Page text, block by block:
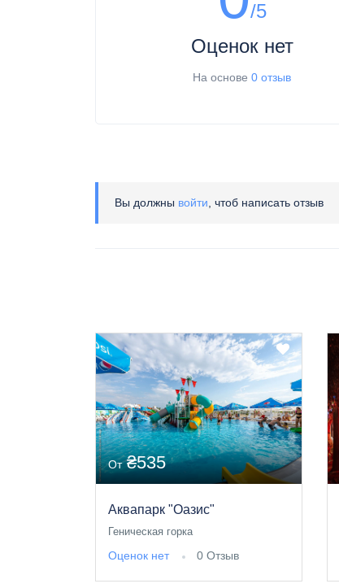
/5
Оценок нет
На основе0 отзыв
Вы должны войти , чтоб написать отзыв
От₴535
Аквапарк "Оазис"
Геническая горка
Оценок нет 0 Отзыв